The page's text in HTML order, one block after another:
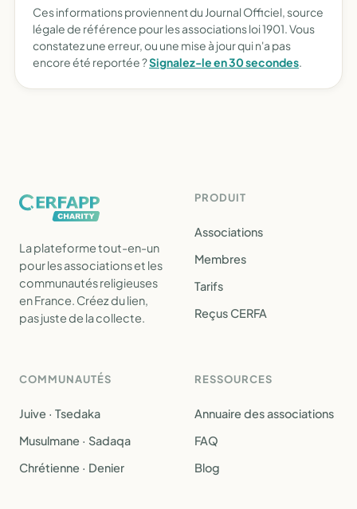
Ces informations proviennent du Journal Officiel, source
légale de référence pour les associations loi 1901. Vous
constatez une erreur, ou une mise à jour qui n'a pas
encore été reportée ?Signalez-le en 30 secondes.
La plateforme tout-en-un
pour les associations et les
communautés religieuses
en France. Créez du lien,
pas juste de la collecte.
PRODUIT
Associations
Membres
Tarifs
Reçus CERFA
COMMUNAUTÉS
Juive · Tsedaka
Musulmane · Sadaqa
Chrétienne · Denier
RESSOURCES
Annuaire des associations
FAQ
Blog